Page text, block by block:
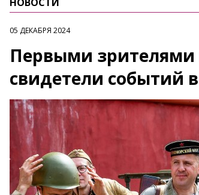
05 ДЕКАБРЯ 2024
Первыми зрителями
свидетели событий